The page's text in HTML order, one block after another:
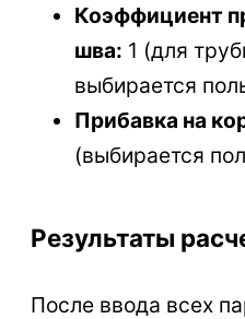
Коэффициент
шва: 1 (для
выбирается
Прибавка на
(выбирается
Результаты
После ввода всех